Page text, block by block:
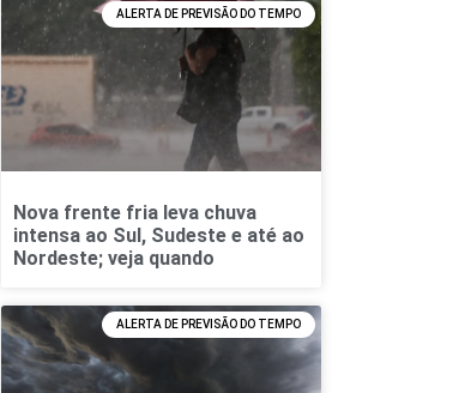
ALERTA DE PREVISÃO DO TEMPO
Nova frente fria leva chuva
intensa ao Sul, Sudeste e até ao
Nordeste; veja quando
ALERTA DE PREVISÃO DO TEMPO